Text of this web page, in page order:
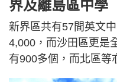
界及離島區中學
新界區共有57間英文
4,000，而沙田區更是
有900多個，而北區等